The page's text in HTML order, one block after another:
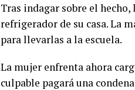
Tras indagar sobre el
refrigerador de su casa. La
para llevarlas a la escuela.
La mujer enfrenta ahora
culpable pagará una